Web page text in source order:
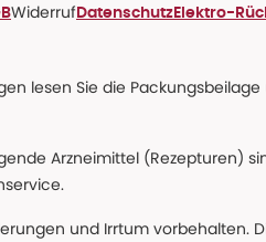
Widerruf Datenschutz Elektro-
lesen Sie die
Arzneimittel (Rezepturen)
und Irrtum